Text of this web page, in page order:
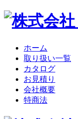
ホーム
取り扱い一覧
カタログ
お見積り
会社概要
特商法